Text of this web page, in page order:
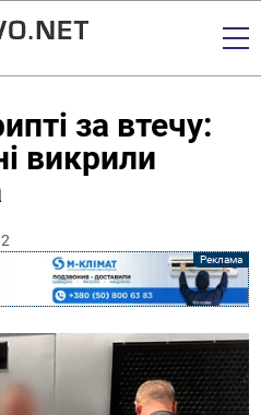
за втечу:
викрили
2